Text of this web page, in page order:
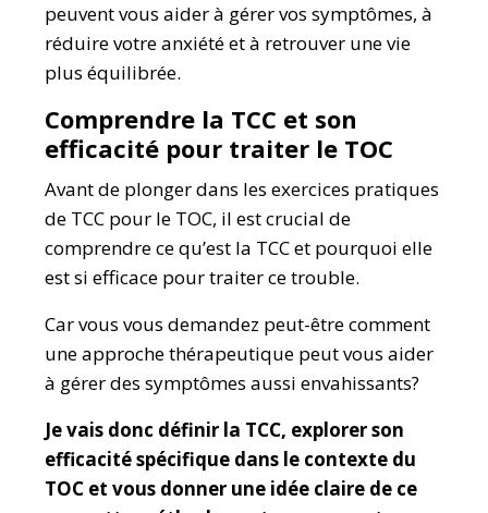
peuvent vous aider à gérer vos symptômes, à
réduire votre anxiété et à retrouver une vie
plus équilibrée.
Comprendre la TCC et son
efficacité pour traiter le TOC
Avant de plonger dans les exercices pratiques
de TCC pour le TOC, il est crucial de
comprendre ce qu’est la TCC et pourquoi elle
est si efficace pour traiter ce trouble.
Car vous vous demandez peut-être comment
une approche thérapeutique peut vous aider
à gérer des symptômes aussi envahissants?
Je vais donc définir la TCC, explorer son
efficacité spécifique dans le contexte du
TOC et vous donner une idée claire de ce